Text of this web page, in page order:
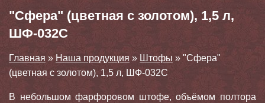
"Сфера" (цветная с золотом), 1,5 л,
ШФ-032С
Главная » Наша продукция » Штофы » "Сфера"
(цветная с золотом), 1,5 л, ШФ-032С
В небольшом фарфоровом штофе, объёмом полтора